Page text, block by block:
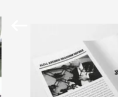
บ้าน
Focusight
Co.,Ltd.
All
Rights